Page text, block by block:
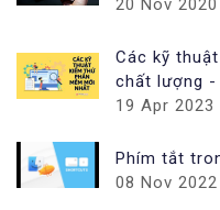
Các kỹ
chất lượng
19 Apr 2023
Phím tắt
08 Nov 2022